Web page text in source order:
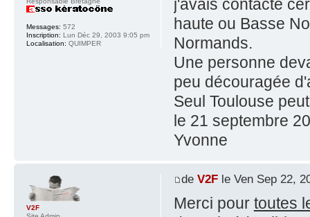
j'avais contacté
haute ou Basse
Normands.
Une personne
peu découragée
Seul Toulouse
le 21 septembre
Yvonne
Messages: 572
Inscription: Lun Déc 29, 2003 9:05 pm
Localisation: QUIMPER
de V2Fle Ven Sep 22,
Merci pour toutes
V2F